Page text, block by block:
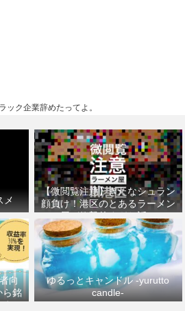
ック企業辞めたってよ。
メ
【微閲覧注意】きたなシュラン
顔負け！港区のとあるラーメン
屋が衝撃的すぎた話。
向
ら銘
まで
ゆるっとキャンドル -yurutto
candle-